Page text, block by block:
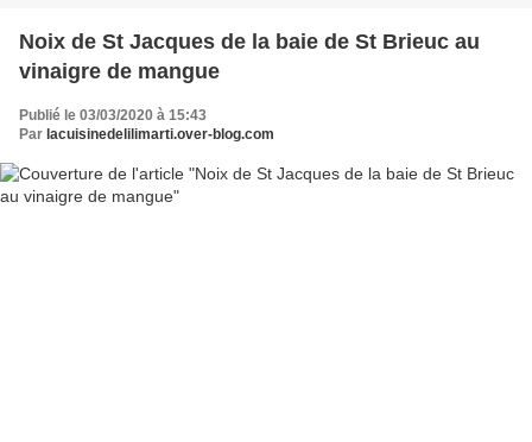
Noix de St Jacques de la baie de St Brieuc au
vinaigre de mangue
Publié le 03/03/2020 à 15:43
Par lacuisinedelilimarti.over-blog.com